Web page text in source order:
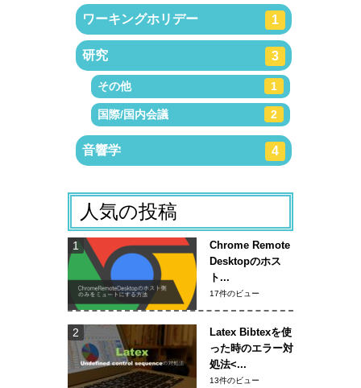
ワーキングホリデー 1
研究 3
その他 1
国際/国内会議 2
音響学 4
人気の投稿
Chrome Remote
Desktopのホス
ト...
17件のビュー
Latex Bibtexを使
った時のエラー対
処法<...
13件のビュー